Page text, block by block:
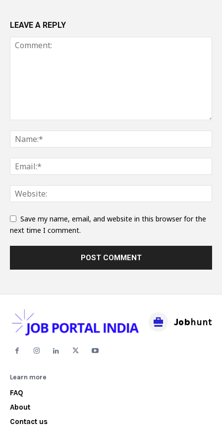
LEAVE A REPLY
Save my name, email, and website in this browser for the
next time I comment.
Learn more
FAQ
About
Contact us
Jobhunt